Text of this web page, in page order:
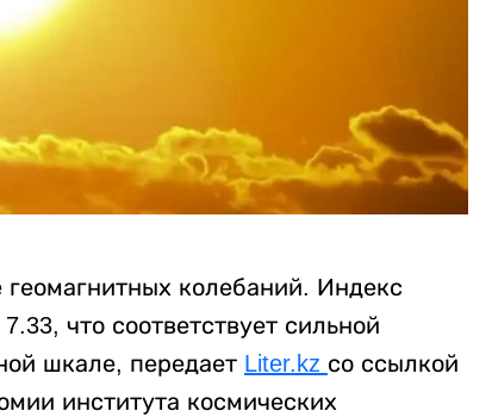
колебаний. Индекс
что соответствует сильной
шкале, передает Liter.kz со ссылкой
института космических